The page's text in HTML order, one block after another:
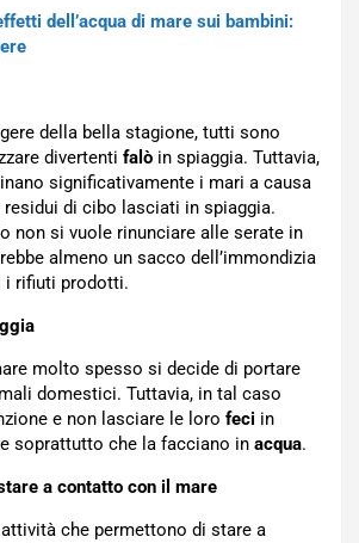
dell’acqua di mare sui bambini:
della bella stagione, tutti sono
divertenti falò in spiaggia. Tuttavia,
significativamente i mari a causa
residui di cibo lasciati in spiaggia.
non si vuole rinunciare alle serate in
almeno un sacco dell’immondizia
i rifiuti prodotti.
molto spesso si decide di portare
domestici. Tuttavia, in tal caso
e non lasciare le loro feci in
soprattutto che la facciano in acqua.
a contatto con il mare
che permettono di stare a